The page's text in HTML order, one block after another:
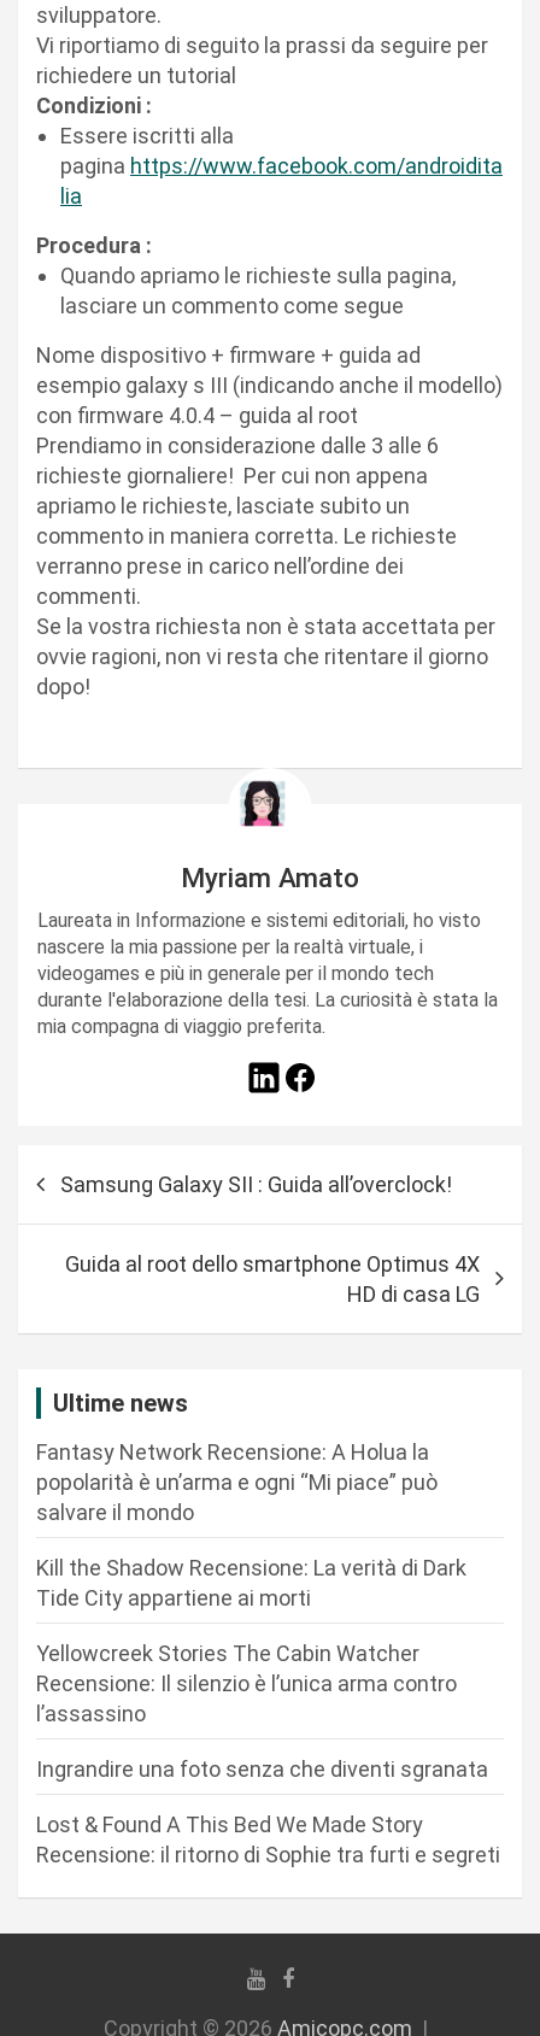
sviluppatore.
Vi riportiamo di seguito la prassi da seguire per
richiedere un tutorial
Condizioni :
Essere iscritti alla
pagina https://www.facebook.com/androidita
lia
Procedura :
Quando apriamo le richieste sulla pagina,
lasciare un commento come segue
Nome dispositivo + firmware + guida ad
esempio galaxy s III (indicando anche il modello)
con firmware 4.0.4 – guida al root
Prendiamo in considerazione dalle 3 alle 6
richieste giornaliere! Per cui non appena
apriamo le richieste, lasciate subito un
commento in maniera corretta. Le richieste
verranno prese in carico nell’ordine dei
commenti.
Se la vostra richiesta non è stata accettata per
ovvie ragioni, non vi resta che ritentare il giorno
dopo!
Myriam Amato
Laureata in Informazione e sistemi editoriali, ho visto
nascere la mia passione per la realtà virtuale, i
videogames e più in generale per il mondo tech
durante l'elaborazione della tesi. La curiosità è stata la
mia compagna di viaggio preferita.
Samsung Galaxy SII : Guida all’overclock!
Guida al root dello smartphone Optimus 4X
HD di casa LG
Ultime news
Fantasy Network Recensione: A Holua la
popolarità è un’arma e ogni “Mi piace” può
salvare il mondo
Kill the Shadow Recensione: La verità di Dark
Tide City appartiene ai morti
Yellowcreek Stories The Cabin Watcher
Recensione: Il silenzio è l’unica arma contro
l’assassino
Ingrandire una foto senza che diventi sgranata
Lost & Found A This Bed We Made Story
Recensione: il ritorno di Sophie tra furti e segreti
Copyright © 2026 Amicopc.com